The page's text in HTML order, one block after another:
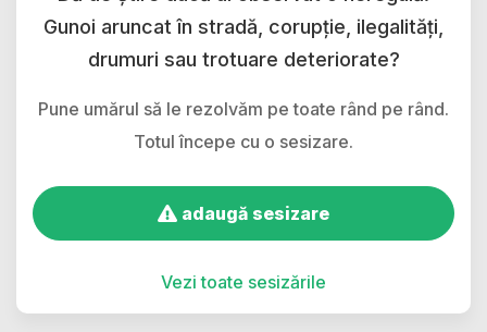
Gunoi aruncat în stradă, corupție, ilegalități,
drumuri sau trotuare deteriorate?
Pune umărul să le rezolvăm pe toate rând pe rând.
Totul începe cu o sesizare.
adaugă sesizare
Vezi toate sesizările